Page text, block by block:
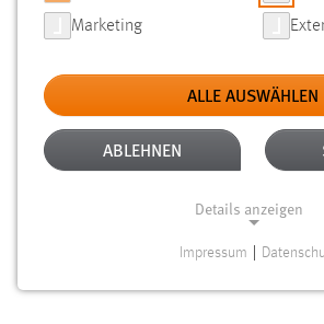
Aktive Filter: TYP: SEITEN
Gesucht nach "professoren". Es
Marketing
ALLE AUSWÄHLEN
ABLEHNEN
Details anzeigen
Impressum